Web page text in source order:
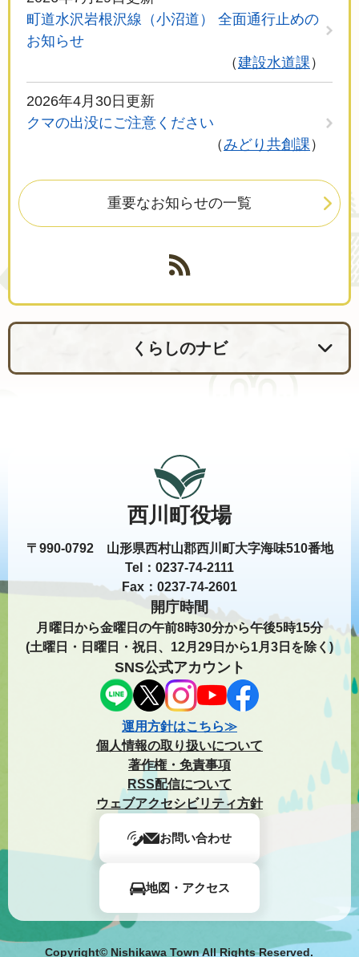
町道水沢岩根沢線（小沼道） 全面通行止めの
お知らせ
建設水道課
2026年4月30日更新
クマの出没にご注意ください
みどり共創課
重要なお知らせの一覧
くらしのナビ
西川町役場
〒990-0792 山形県西村山郡西川町大字海味510番地
Tel：0237-74-2111
Fax：0237-74-2601
開庁時間
月曜日から金曜日の午前8時30分から午後5時15分
(土曜日・日曜日・祝日、12月29日から1月3日を除く)
SNS公式アカウント
運用方針はこちら≫
個人情報の取り扱いについて
著作権・免責事項
RSS配信について
ウェブアクセシビリティ方針
お問い合わせ
地図・アクセス
Copyright© Nishikawa Town All Rights Reserved.